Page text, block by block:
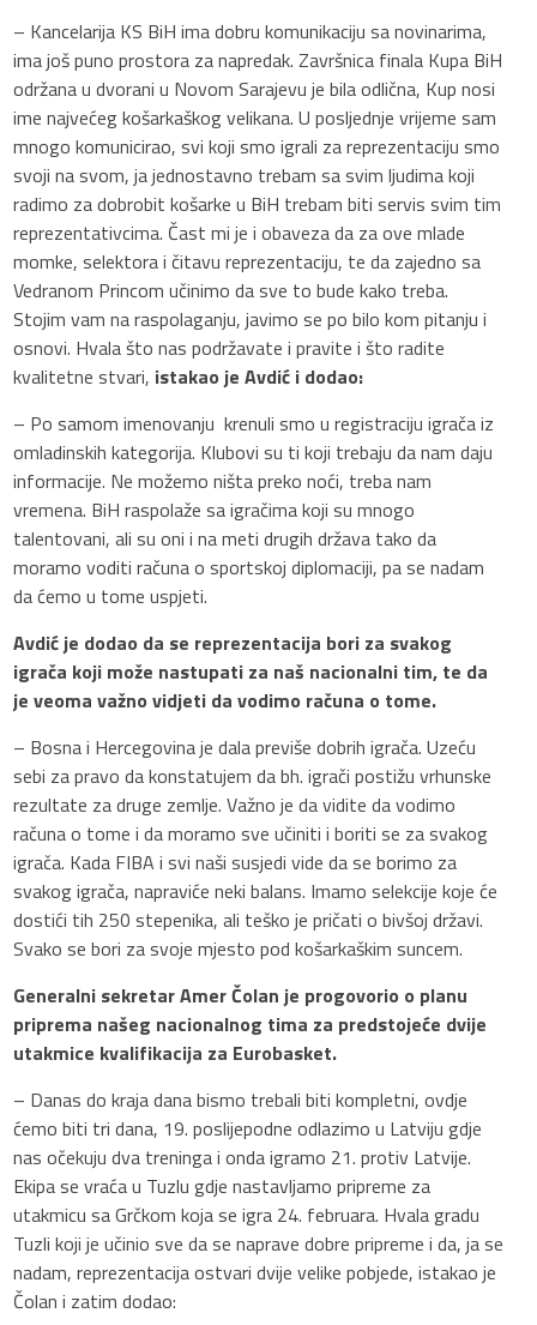
– Kancelarija KS BiH ima dobru komunikaciju sa novinarima,
ima još puno prostora za napredak. Završnica finala Kupa BiH
održana u dvorani u Novom Sarajevu je bila odlična, Kup nosi
ime najvećeg košarkaškog velikana. U posljednje vrijeme sam
mnogo komunicirao, svi koji smo igrali za reprezentaciju smo
svoji na svom, ja jednostavno trebam sa svim ljudima koji
radimo za dobrobit košarke u BiH trebam biti servis svim tim
reprezentativcima. Čast mi je i obaveza da za ove mlade
momke, selektora i čitavu reprezentaciju, te da zajedno sa
Vedranom Princom učinimo da sve to bude kako treba.
Stojim vam na raspolaganju, javimo se po bilo kom pitanju i
osnovi. Hvala što nas podržavate i pravite i što radite
kvalitetne stvari, istakao je Avdić i dodao:
– Po samom imenovanju krenuli smo u registraciju igrača iz
omladinskih kategorija. Klubovi su ti koji trebaju da nam daju
informacije. Ne možemo ništa preko noći, treba nam
vremena. BiH raspolaže sa igračima koji su mnogo
talentovani, ali su oni i na meti drugih država tako da
moramo voditi računa o sportskoj diplomaciji, pa se nadam
da ćemo u tome uspjeti.
Avdić je dodao da se reprezentacija bori za svakog
igrača koji može nastupati za naš nacionalni tim, te da
je veoma važno vidjeti da vodimo računa o tome.
– Bosna i Hercegovina je dala previše dobrih igrača. Uzeću
sebi za pravo da konstatujem da bh. igrači postižu vrhunske
rezultate za druge zemlje. Važno je da vidite da vodimo
računa o tome i da moramo sve učiniti i boriti se za svakog
igrača. Kada FIBA i svi naši susjedi vide da se borimo za
svakog igrača, napraviće neki balans. Imamo selekcije koje će
dostići tih 250 stepenika, ali teško je pričati o bivšoj državi.
Svako se bori za svoje mjesto pod košarkaškim suncem.
Generalni sekretar Amer Čolan je progovorio o planu
priprema našeg nacionalnog tima za predstojeće dvije
utakmice kvalifikacija za Eurobasket.
– Danas do kraja dana bismo trebali biti kompletni, ovdje
ćemo biti tri dana, 19. poslijepodne odlazimo u Latviju gdje
nas očekuju dva treninga i onda igramo 21. protiv Latvije.
Ekipa se vraća u Tuzlu gdje nastavljamo pripreme za
utakmicu sa Grčkom koja se igra 24. februara. Hvala gradu
Tuzli koji je učinio sve da se naprave dobre pripreme i da, ja se
nadam, reprezentacija ostvari dvije velike pobjede, istakao je
Čolan i zatim dodao: